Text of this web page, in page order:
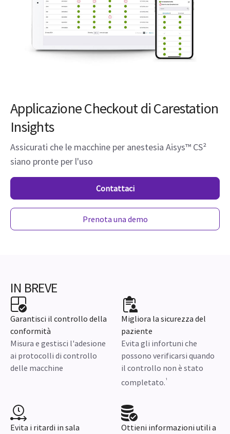
Applicazione Checkout di Carestation
Insights
Assicurati che le macchine per anestesia Aisys™️ CS²
siano pronte per l'uso
Contattaci
Prenota una demo
IN BREVE
Garantisci il controllo della
conformità
Misura e gestisci l'adesione
ai protocolli di controllo
delle macchine
Migliora la sicurezza del
paziente
Evita gli infortuni che
possono verificarsi quando
il controllo non è stato
completato.¹
Evita i ritardi in sala
Ottieni informazioni utili a